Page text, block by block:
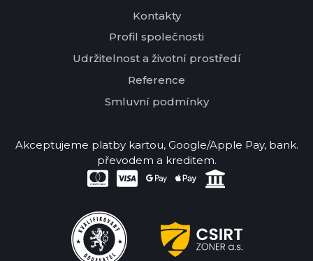
Kontakty
Profil společnosti
Udržitelnost a životní prostředí
Reference
Smluvní podmínky
Akceptujeme platby kartou, Google/Apple Pay, bank.
převodem a kreditem.